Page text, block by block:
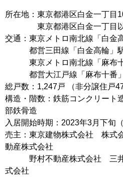
所在地：東京都港区白金一丁目
東京都港区白金一丁目以下
交通：東京メトロ南北線「白金
都営三田線「白金高輪」駅
東京メトロ南北線「麻布十
都営大江戸線「麻布十番」
総戸数：1,247戸 （非分譲住戸
構造・階数：鉄筋コンクリート
部鉄骨造
入居開始時期：2023年3月下旬（
売主：東京建物株式会社 株式
動産株式会社
野村不動産株式会社 三井
式会社